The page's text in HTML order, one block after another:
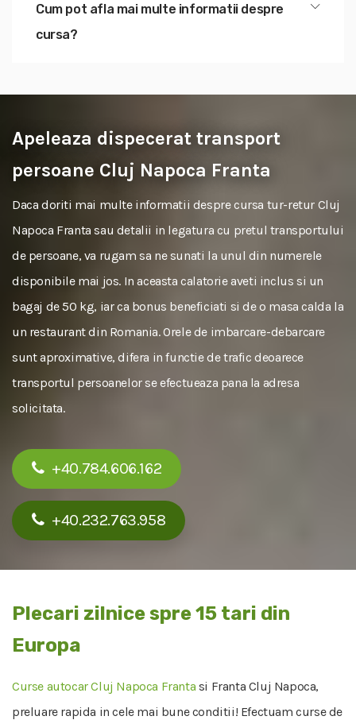
Cum pot afla mai multe informatii despre
cursa?
Apeleaza dispecerat transport
persoane Cluj Napoca Franta
Daca doriti mai multe informatii despre cursa tur-retur Cluj
Napoca Franta sau detalii in legatura cu pretul transportului
de persoane, va rugam sa ne sunati la unul din numerele
disponibile mai jos. In aceasta calatorie aveti inclus si un
bagaj de 50 kg, iar ca bonus beneficiati si de o masa calda la
un restaurant din Romania. Orele de imbarcare-debarcare
sunt aproximative, difera in functie de trafic deoarece
transportul persoanelor se efectueaza pana la adresa
solicitata.
+40.784.606.162
+40.232.763.958
Plecari zilnice spre 15 tari din
Europa
Curse autocar Cluj Napoca Franta si Franta Cluj Napoca,
preluare rapida in cele mai bune conditii! Efectuam curse de